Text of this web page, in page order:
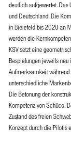
deutlich aufgewertet.
und Deutschland. Die
in Bielefeld bis 2020 an
werden die
KSV setzt eine
Bespielungen jeweils
Aufmerksamkeit
unterschiedliche
Die Betonung der
Kompetenz von Schüco.
Zustand des freien
Konzept durch die Pilotis